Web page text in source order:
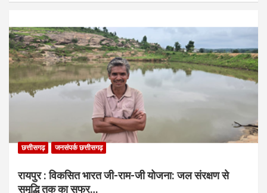
छत्तीसगढ़ जनसंपर्क छत्तीसगढ़
रायपुर : विकसित भारत जी-राम-जी योजना: जल संरक्षण से
समृद्धि तक का सफर…